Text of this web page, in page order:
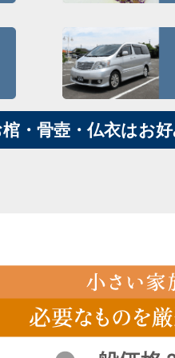
・骨壺・仏衣はお